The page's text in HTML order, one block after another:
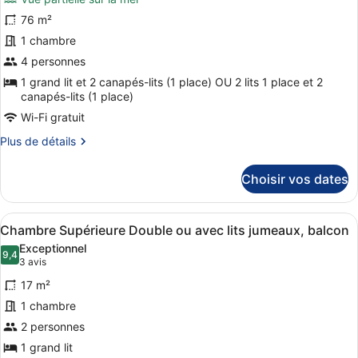
ou
avec
lits
jumeaux,
balcon,
vue
piscine
pour
ce
type
de
chambre :
Suite,
bain
à
partielle
sur
la
mer
76 m²
1 chambre
4 personnes
1 grand lit et 2 canapés-lits (1 place) OU 2 lits 1 place et 2
canapés-lits (1 place)
Wi-Fi gratuit
Plus de détails
Plus
le
type
de
chambre
Suite,
bain
remous,
vue
partielle
sur
Choisir vos dates
Afficher
toutes
les
photos
pour
ce
type
de
Une chambre d’hôtel avec un
9
Chambre Supérieure Double ou avec lits jumeaux, balcon
9,49,4 sur 10
Exceptionnel
3 avis
(3 avis)
17 m²
1 chambre
2 personnes
1 grand lit